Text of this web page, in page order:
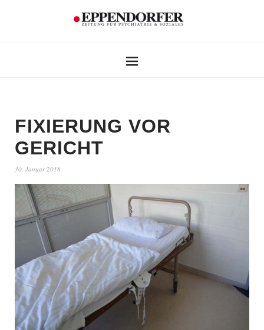
FIXIERUNG VOR
GERICHT
30. Januar 2018